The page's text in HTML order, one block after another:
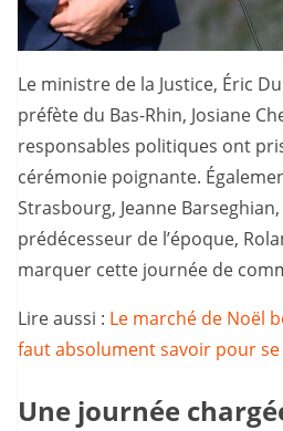
Le ministre de la Justice, Éric
préfète du Bas-Rhin, Josiane
responsables politiques ont
cérémonie poignante.
Strasbourg, Jeanne
prédécesseur de l’époque,
marquer cette journée de
Lire aussi : Le marché de Noël
faut absolument savoir pour
Une journée